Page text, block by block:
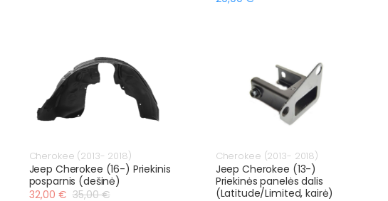
Cherokee (2013- 2018)
Jeep Cherokee (16-) Priekinis
posparnis (dešinė)
32,00 € 35,00 €
Cherokee (2013- 2018)
Jeep Cherokee (13-)
Priekinės panelės dalis
(Latitude/Limited, kairė)